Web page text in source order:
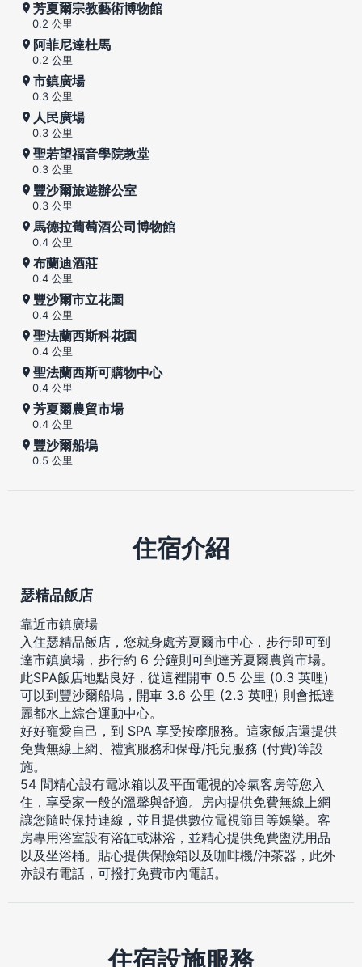
芳夏爾宗教藝術博物館
0.2 公里
阿菲尼達杜馬
0.2 公里
市鎮廣場
0.3 公里
人民廣場
0.3 公里
聖若望福音學院教堂
0.3 公里
豐沙爾旅遊辦公室
0.3 公里
馬德拉葡萄酒公司博物館
0.4 公里
布蘭迪酒莊
0.4 公里
豐沙爾市立花園
0.4 公里
聖法蘭西斯科花園
0.4 公里
聖法蘭西斯可購物中心
0.4 公里
芳夏爾農貿市場
0.4 公里
豐沙爾船塢
0.5 公里
住宿介紹
瑟精品飯店
靠近市鎮廣場
入住瑟精品飯店，您就身處芳夏爾市中心，步行即可到
達市鎮廣場，步行約 6 分鐘則可到達芳夏爾農貿市場。
此SPA飯店地點良好，從這裡開車 0.5 公里 (0.3 英哩)
可以到豐沙爾船塢，開車 3.6 公里 (2.3 英哩) 則會抵達
麗都水上綜合運動中心。
好好寵愛自己，到 SPA 享受按摩服務。這家飯店還提供
免費無線上網、禮賓服務和保母/托兒服務 (付費)等設
施。
54 間精心設有電冰箱以及平面電視的冷氣客房等您入
住，享受家一般的溫馨與舒適。房內提供免費無線上網
讓您隨時保持連線，並且提供數位電視節目等娛樂。客
房專用浴室設有浴缸或淋浴，並精心提供免費盥洗用品
以及坐浴桶。貼心提供保險箱以及咖啡機/沖茶器，此外
亦設有電話，可撥打免費市內電話。
住宿設施服務